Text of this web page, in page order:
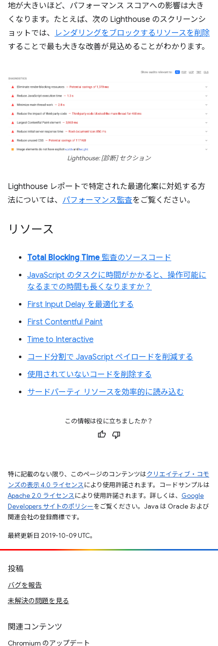
地が大きいほど、パフォーマンス スコアへの影響は大き
くなります。たとえば、次の Lighthouse のスクリーンシ
ョットでは、
レンダリングをブロックするリソースを削除
することで最も大きな改善が見込めることがわかります。
Lighthouse: [診断] セクション
Lighthouse レポートで特定された最適化案に対処する方
法については、 パフォーマンス監査をご覧ください。
リソース
Total Blocking Time 監査のソースコード
JavaScript のタスクに時間がかかると、操作可能に
なるまでの時間も長くなりますか？
First Input Delay を最適化する
First Contentful Paint
Time to Interactive
コード分割で JavaScript ペイロードを削減する
使用されていないコードを削除する
サードパーティ リソースを効率的に読み込む
この情報は役に立ちましたか？
特に記載のない限り、このページのコンテンツはクリエイティブ・コモ
ンズの表示 4.0 ライセンスにより使用許諾されます。コードサンプルは
Apache 2.0 ライセンスにより使用許諾されます。詳しくは、 Google
Developers サイトのポリシーをご覧ください。Java は Oracle および
関連会社の登録商標です。
最終更新日 2019-10-09 UTC。
投稿
バグを報告
未解決の問題を見る
関連コンテンツ
Chromium のアップデート